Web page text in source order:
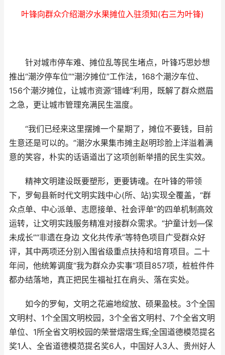
叶锋向群众介绍潮汐水果摊位入驻须知(右三为叶锋)
针对城市停车难、摊位乱等民生堵点，叶锋巧思妙想
推出“潮汐停车位”“潮汐摊位”工作法，168个潮汐车位、
156个潮汐摊位，让城市资源“错峰”利用，既解了群众燃眉
之急，更让城市管理充满民生温度。
“我们已经来这里摆摊一个星期了，摊位不要钱，目前
生意还是可以的。”潮汐水果集市摊主赵明珍脸上洋溢着满
意的笑容，朴实的话语道出了这项创新举措的民生实效。
精神文明建设既要塑形，更要铸魂。在叶锋的带领
下，罗甸县新时代文明实践中心(所、站)实现全覆盖，“群
众点单、中心派单、志愿接单、社会评单”的四单机制高效
运转，让文明实践服务精准对接群众需求。“护童计划—保
未成长”“非遗在身边 文化共传承”等特色项目广受群众好
评，其中两项还分别入围省级重点扶持和培育项目。二十
年间，他统筹调度“我为群众办实事”项目857项，桩桩件件
都办结落地，真正把民生福祉扛在肩头、落在实处。
如今的罗甸，文明之花遍地绽放、硕果盈枝。3个全国
文明村、1个全国文明校园，3个全省文明村、7个全省文明
单位、1所全省文明校园的荣誉熠熠生辉;全国道德模范提名
奖1人、全省道德模范提名奖6人，中国好人3人、贵州好人